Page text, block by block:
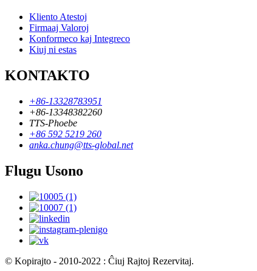
Kliento Atestoj
Firmaaj Valoroj
Konformeco kaj Integreco
Kiuj ni estas
KONTAKTO
+86-13328783951
+86-13348382260
TTS-Phoebe
+86 592 5219 260
anka.chung@tts-global.net
Flugu Usono
© Kopirajto - 2010-2022 : Ĉiuj Rajtoj Rezervitaj.